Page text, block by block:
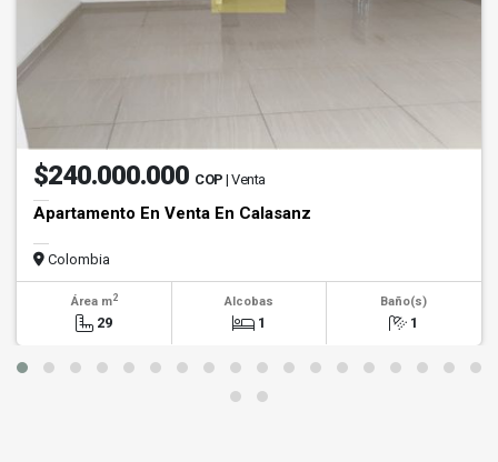
$240.000.000 COP | Venta
Apartamento En Venta En Calasanz
Colombia
Área m2
29
Alcobas
1
Baño(s)
1